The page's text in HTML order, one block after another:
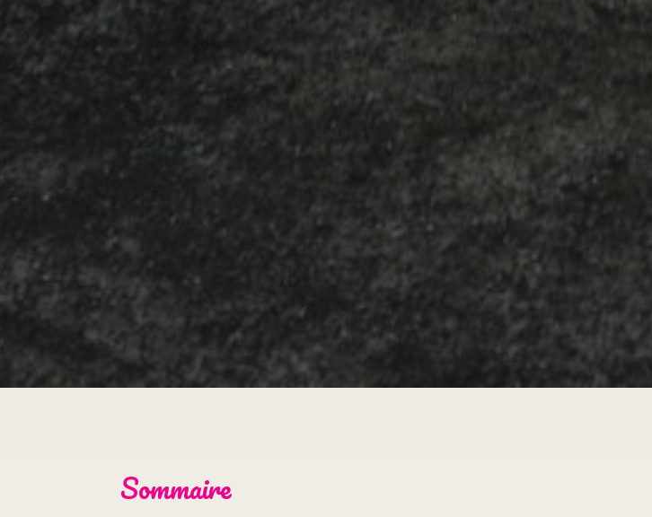
Sommaire